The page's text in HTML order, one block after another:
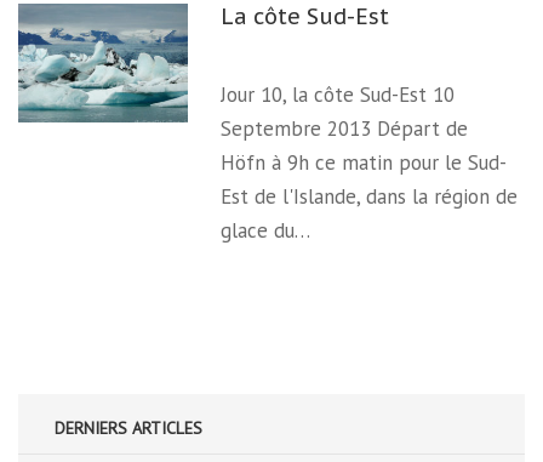
La côte Sud-Est
Jour 10, la côte Sud-Est 10
Septembre 2013 Départ de
Höfn à 9h ce matin pour le Sud-
Est de l'Islande, dans la région de
glace du…
DERNIERS ARTICLES